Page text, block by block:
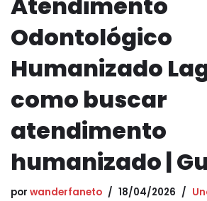
Odontológico
Humanizado
como buscar
atendimento
humanizado |
por wanderfaneto 18/04/2026